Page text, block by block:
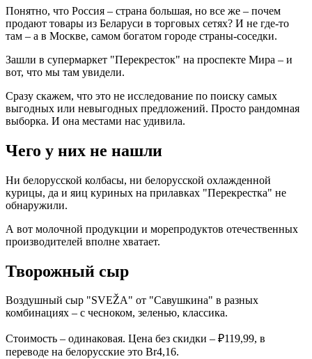
Понятно, что Россия – страна большая, но все же – почем
продают товары из Беларуси в торговых сетях? И не где-то
там – а в Москве, самом богатом городе страны-соседки.
Зашли в супермаркет "Перекресток" на проспекте Мира – и
вот, что мы там увидели.
Сразу скажем, что это не исследование по поиску самых
выгодных или невыгодных предложений. Просто рандомная
выборка. И она местами нас удивила.
Чего у них не нашли
Ни белорусской колбасы, ни белорусской охлажденной
курицы, да и яиц куриных на прилавках "Перекрестка" не
обнаружили.
А вот молочной продукции и морепродуктов отечественных
производителей вполне хватает.
Творожный сыр
Воздушный сыр "SVEŽA" от "Савушкина" в разных
комбинациях – с чесноком, зеленью, классика.
Стоимость – одинаковая. Цена без скидки – ₽119,99, в
переводе на белорусские это Br4,16.